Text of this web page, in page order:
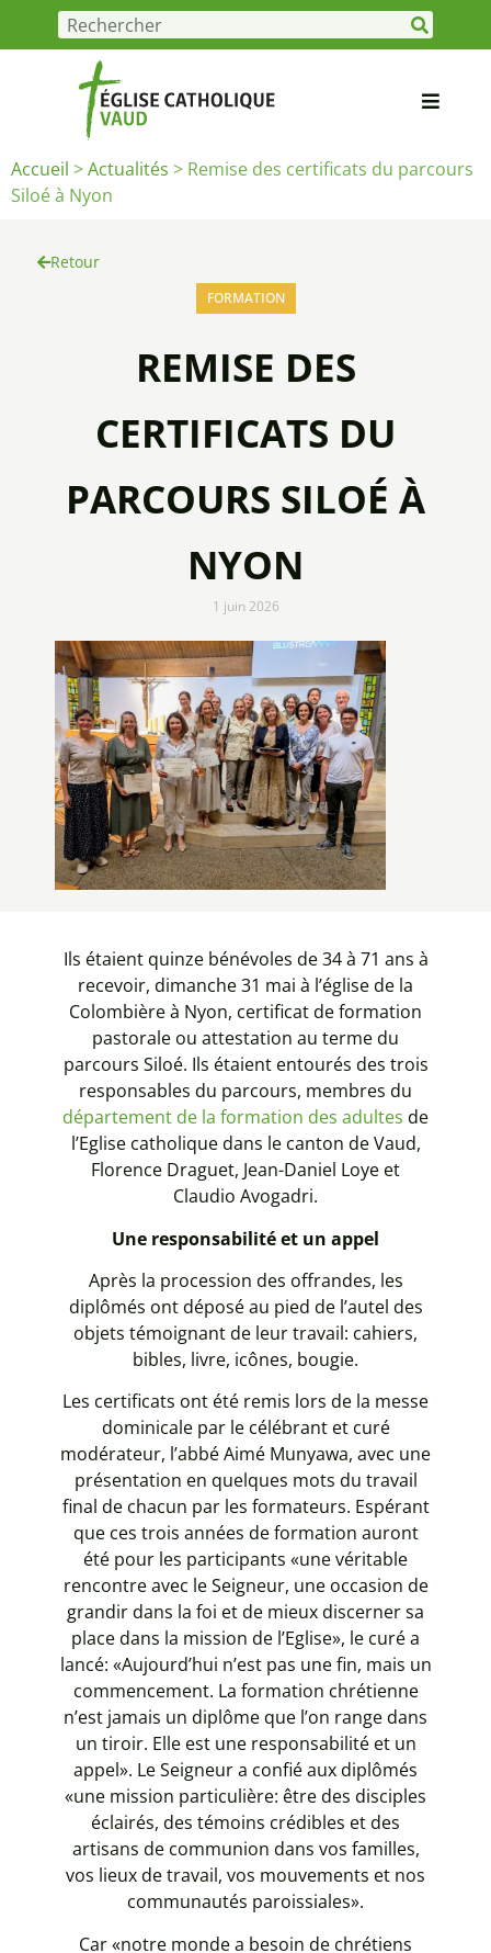
Accueil >Actualités > Remise des certificats du parcours
Siloé à Nyon
Retour
FORMATION
REMISE DES
CERTIFICATS DU
PARCOURS SILOÉ À
NYON
1 juin 2026
Ils étaient quinze bénévoles de 34 à 71 ans à
recevoir, dimanche 31 mai à l’église de la
Colombière à Nyon, certificat de formation
pastorale ou attestation au terme du
parcours Siloé. Ils étaient entourés des trois
responsables du parcours, membres du
département de la formation des adultes de
l’Eglise catholique dans le canton de Vaud,
Florence Draguet, Jean-Daniel Loye et
Claudio Avogadri.
Une responsabilité et un appel
Après la procession des offrandes, les
diplômés ont déposé au pied de l’autel des
objets témoignant de leur travail: cahiers,
bibles, livre, icônes, bougie.
Les certificats ont été remis lors de la messe
dominicale par le célébrant et curé
modérateur, l’abbé Aimé Munyawa, avec une
présentation en quelques mots du travail
final de chacun par les formateurs. Espérant
que ces trois années de formation auront
été pour les participants «une véritable
rencontre avec le Seigneur, une occasion de
grandir dans la foi et de mieux discerner sa
place dans la mission de l’Eglise», le curé a
lancé: «Aujourd’hui n’est pas une fin, mais un
commencement. La formation chrétienne
n’est jamais un diplôme que l’on range dans
un tiroir. Elle est une responsabilité et un
appel». Le Seigneur a confié aux diplômés
«une mission particulière: être des disciples
éclairés, des témoins crédibles et des
artisans de communion dans vos familles,
vos lieux de travail, vos mouvements et nos
communautés paroissiales».
Car «notre monde a besoin de chrétiens